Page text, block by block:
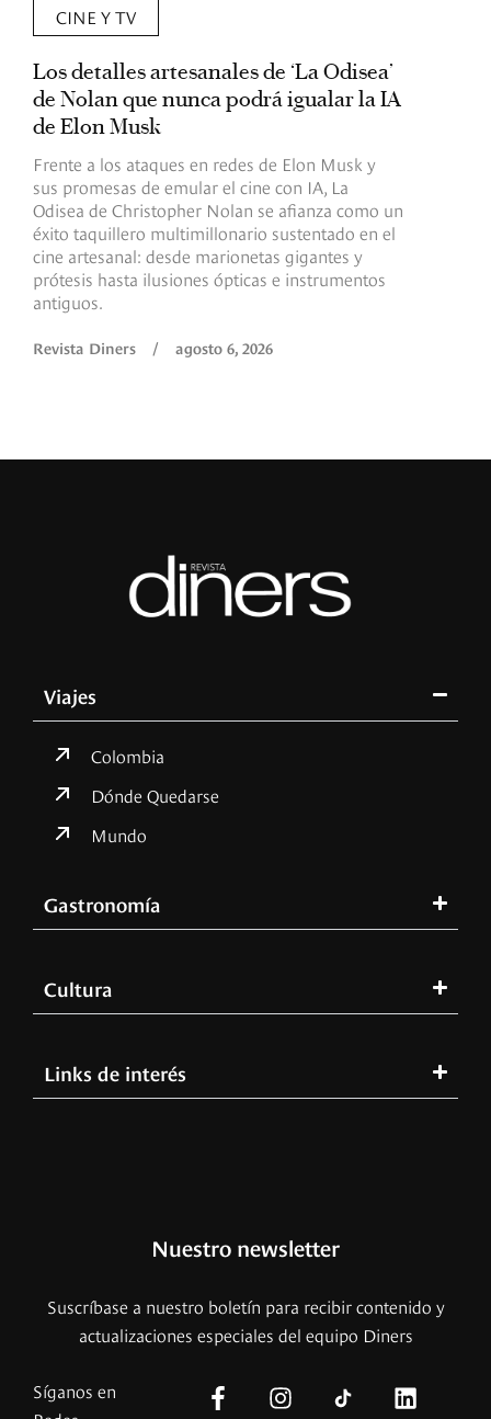
CINE Y TV
Los detalles artesanales de ‘La Odisea’
de Nolan que nunca podrá igualar la IA
de Elon Musk
Frente a los ataques en redes de Elon Musk y
sus promesas de emular el cine con IA, La
Odisea de Christopher Nolan se afianza como un
éxito taquillero multimillonario sustentado en el
cine artesanal: desde marionetas gigantes y
prótesis hasta ilusiones ópticas e instrumentos
antiguos.
Revista Diners / agosto 6, 2026
Viajes
Colombia
Dónde Quedarse
Mundo
Gastronomía
Cultura
Links de interés
Nuestro newsletter
Suscríbase a nuestro boletín para recibir contenido y
actualizaciones especiales del equipo Diners
Síganos en